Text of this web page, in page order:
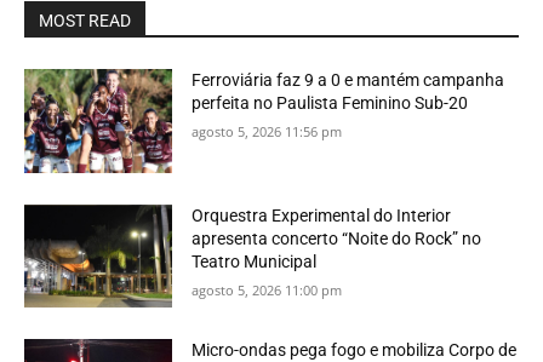
MOST READ
Ferroviária faz 9 a 0 e mantém campanha
perfeita no Paulista Feminino Sub-20
agosto 5, 2026 11:56 pm
Orquestra Experimental do Interior
apresenta concerto “Noite do Rock” no
Teatro Municipal
agosto 5, 2026 11:00 pm
Micro-ondas pega fogo e mobiliza Corpo de